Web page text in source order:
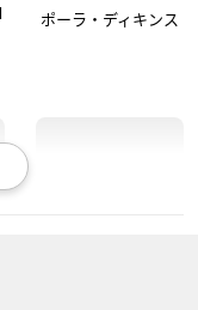
ポーラ・ディキンス